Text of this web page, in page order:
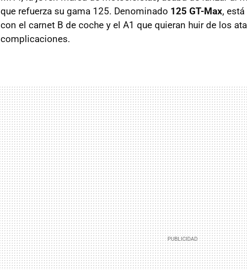
que refuerza su gama 125. Denominado 125 GT-Max,
con el carnet B de coche y el A1 que quieran huir de los
complicaciones.